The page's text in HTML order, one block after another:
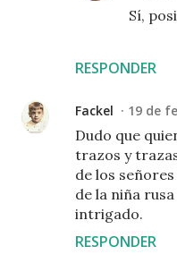
RESPONDER
Sí,
Fackel 19 de
Dudo que
trazos y
de los
de la niña
intrigado.
RESPONDER